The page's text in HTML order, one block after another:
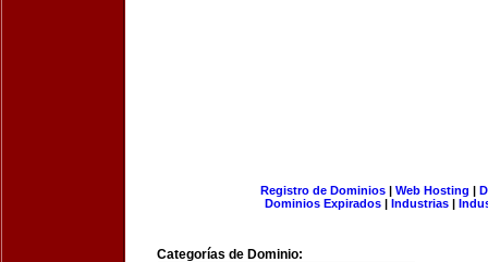
Registro de Dominios| Web Hosting |
Dominios Expirados | Industrias |
Categorías de Dominio: